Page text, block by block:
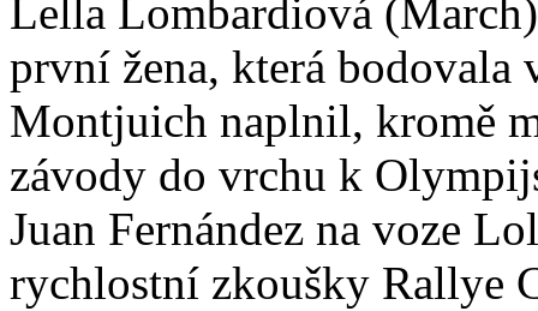
Lella Lombardiová
první žena, která
Montjuich naplnil, kromě
závody do vrchu k
Juan Fernández na voze
rychlostní zkoušky Rallye